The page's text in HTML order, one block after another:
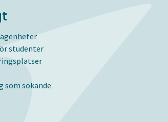
studenter
som sökande